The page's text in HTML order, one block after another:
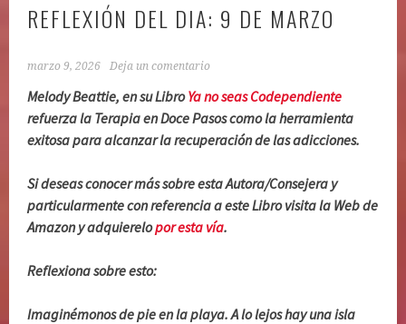
REFLEXIÓN DEL DIA: 9 DE MARZO
marzo 9, 2026 Deja un comentario
Melody Beattie, en su LibroYa no seas Codependiente
refuerza la Terapia en Doce Pasos como la herramienta
exitosa para alcanzar la recuperación de las adicciones.
Si deseas conocer más sobre esta Autora/Consejera y
particularmente con referencia a este Libro visita la Web de
Amazon y adquierelopor esta vía.
Reflexiona sobre esto:
Imaginémonos de pie en la playa. A lo lejos hay una isla